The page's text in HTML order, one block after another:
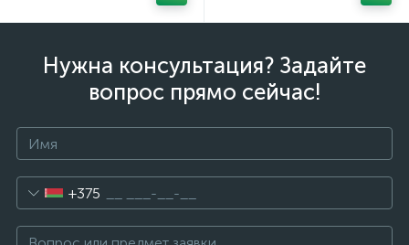
Нужна консультация? Задайте
вопрос прямо сейчас!
+375